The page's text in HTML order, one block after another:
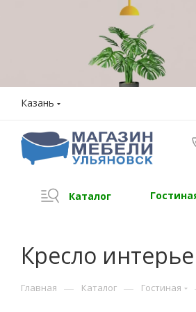
Казань
Каталог
Кресло
Главная — Каталог — Гостиная